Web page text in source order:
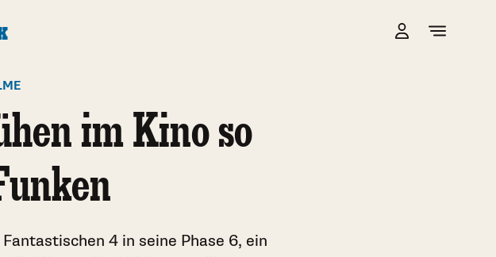
im Kino so
4 in seine Phase 6, ein